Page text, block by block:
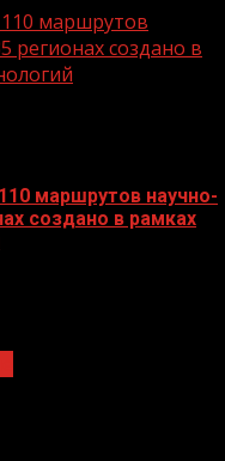
маршрутов
регионах создано в
маршрутов научно-
создано в рамках